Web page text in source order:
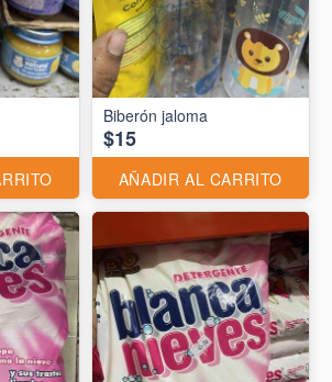
Biberón jaloma
$15
AÑADIR AL CARRITO